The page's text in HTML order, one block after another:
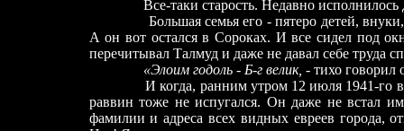
Все-таки старость. Недавно исполнилось
Большая семья его - пятеро детей, внуки,
А он вот остался в Сороках. И все сидел под
перечитывал Талмуд и даже не давал себе труда
«Элоим годоль -Б-г велик, - тихо говорил
И когда, ранним утром 12 июля 1941-го в
раввин тоже не испугался. Он даже не встал
фамилии и адреса всех видных евреев города,